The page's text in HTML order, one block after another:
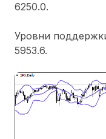
6250.0.
Уровни
5953.6.